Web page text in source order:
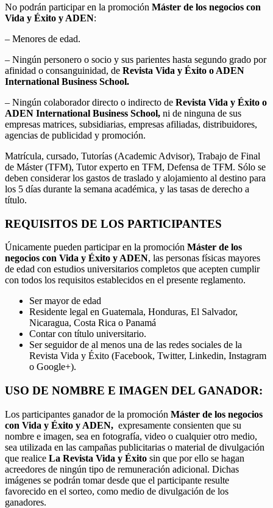
No podrán participar en la promoción Máster de los negocios con
Vida y Éxito y ADEN:
– Menores de edad.
– Ningún personero o socio y sus parientes hasta segundo grado por
afinidad o consanguinidad, de Revista Vida y Éxito o ADEN
International Business School.
– Ningún colaborador directo o indirecto de Revista Vida y Éxito o
ADEN International Business School, ni de ninguna de sus
empresas matrices, subsidiarias, empresas afiliadas, distribuidores,
agencias de publicidad y promoción.
Matrícula, cursado, Tutorías (Academic Advisor), Trabajo de Final
de Máster (TFM), Tutor experto en TFM, Defensa de TFM. Sólo se
deben considerar los gastos de traslado y alojamiento al destino para
los 5 días durante la semana académica, y las tasas de derecho a
título.
REQUISITOS DE LOS PARTICIPANTES
Únicamente pueden participar en la promoción Máster de los
negocios con Vida y Éxito y ADEN, las personas físicas mayores
de edad con estudios universitarios completos que acepten cumplir
con todos los requisitos establecidos en el presente reglamento.
Ser mayor de edad
Residente legal en Guatemala, Honduras, El Salvador,
Nicaragua, Costa Rica o Panamá
Contar con título universitario.
Ser seguidor de al menos una de las redes sociales de la
Revista Vida y Éxito (Facebook, Twitter, Linkedin, Instagram
o Google+).
USO DE NOMBRE E IMAGEN DEL GANADOR:
Los participantes ganador de la promoción Máster de los negocios
con Vida y Éxito y ADEN, expresamente consienten que su
nombre e imagen, sea en fotografía, video o cualquier otro medio,
sea utilizada en las campañas publicitarias o material de divulgación
que realice La Revista Vida y Éxito sin que por ello se hagan
acreedores de ningún tipo de remuneración adicional. Dichas
imágenes se podrán tomar desde que el participante resulte
favorecido en el sorteo, como medio de divulgación de los
ganadores.